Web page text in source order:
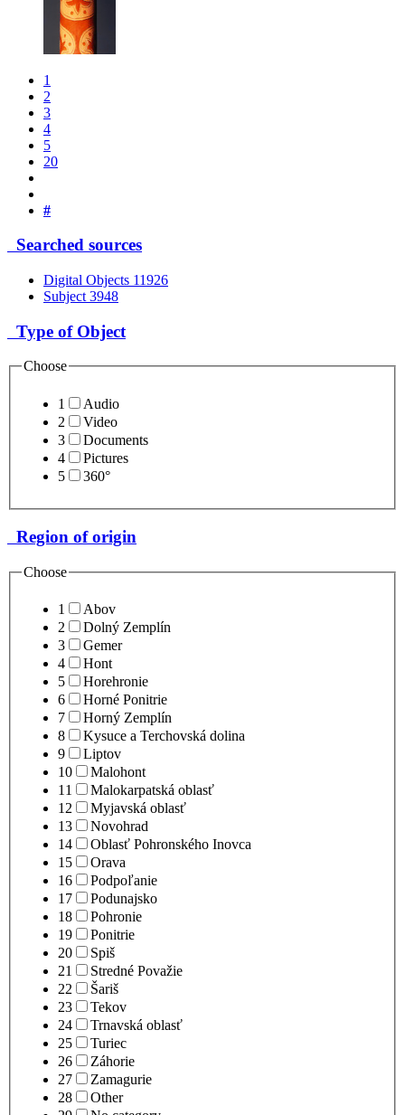
1
2
3
4
5
20
#
Searched sources
Digital Objects 11926
Subject 3948
Type of Object
Choose
1
Audio
2
Video
3
Documents
4
Pictures
5
360°
Region of origin
Choose
1
Abov
2
Dolný Zemplín
3
Gemer
4
Hont
5
Horehronie
6
Horné Ponitrie
7
Horný Zemplín
8
Kysuce a Terchovská dolina
9
Liptov
10
Malohont
11
Malokarpatská oblasť
12
Myjavská oblasť
13
Novohrad
14
Oblasť Pohronského Inovca
15
Orava
16
Podpoľanie
17
Podunajsko
18
Pohronie
19
Ponitrie
20
Spiš
21
Stredné Považie
22
Šariš
23
Tekov
24
Trnavská oblasť
25
Turiec
26
Záhorie
27
Zamagurie
28
Other